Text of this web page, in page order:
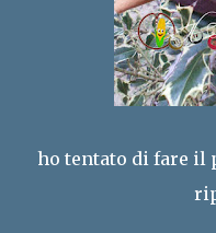
ho tentato di fare il